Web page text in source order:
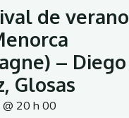
de verano
– Diego
Glosas
20 h 00